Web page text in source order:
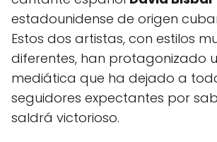
estadounidense de origen
Estos dos artistas, con estilos
diferentes, han protagonizado
mediática que ha dejado a
seguidores expectantes por
saldrá victorioso.